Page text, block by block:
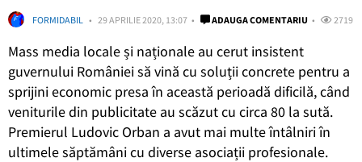
FORMIDABIL 29 APRILIE 2020, 13:07 ADAUGA COMENTARIU 2719
Mass media locale și naționale au cerut insistent
guvernului României să vină cu soluții concrete pentru a
sprijini economic presa în această perioadă dificilă, când
veniturile din publicitate au scăzut cu circa 80 la sută.
Premierul Ludovic Orban a avut mai multe întâlniri în
ultimele săptămâni cu diverse asociații profesionale.